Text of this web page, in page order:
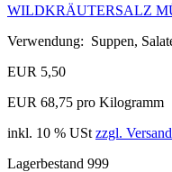
WILDKRÄUTERSALZ
Verwendung: Suppen,
EUR 5,50
EUR 68,75 pro Kilogramm
inkl. 10 % USt zzgl.
Lagerbestand 999